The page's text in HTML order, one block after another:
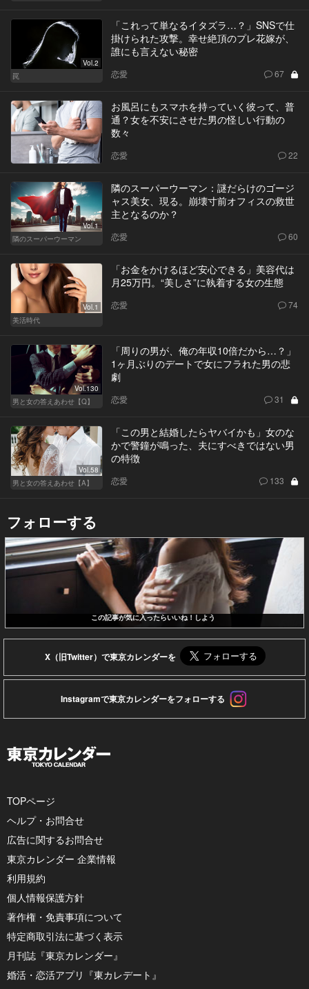
Vol.2
罠
「これって単なるイタズラ…？」SNSで仕
掛けられた攻撃。幸せ絶頂のプレ花嫁が、
誰にも言えない秘密
恋愛 67
お風呂にもスマホを持っていく彼って、普
通？女を不安にさせた男の怪しい行動の
数々
恋愛 22
Vol.1
隣のスーパーウーマン
隣のスーパーウーマン：謎だらけのゴージ
ャス美女、現る。崩壊寸前オフィスの救世
主となるのか？
恋愛 60
Vol.1
美活時代
「お金をかけるほど安心できる」美容代は
月25万円。“美しさ”に執着する女の生態
恋愛 74
Vol.130
男と女の答えあわせ【Q】
「周りの男が、俺の年収10倍だから…？」
1ヶ月ぶりのデートで女にフラれた男の悲
劇
恋愛 31
Vol.58
男と女の答えあわせ【A】
「この男と結婚したらヤバイかも」女のな
かで警鐘が鳴った、夫にすべきではない男
の特徴
恋愛 133
フォローする
この記事が気に入ったらいいね！しよう
X（旧Twitter）で東京カレンダーを
Instagramで東京カレンダーをフォローする
TOPページ
ヘルプ・お問合せ
広告に関するお問合せ
東京カレンダー 企業情報
利用規約
個人情報保護方針
著作権・免責事項について
特定商取引法に基づく表示
月刊誌『東京カレンダー』
婚活・恋活アプリ『東カレデート』